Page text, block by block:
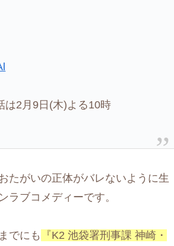
2月9日(木)よる10時
たがいの正体がバレないように生
ラブコメディーです。
でにも 『K2 池袋署刑事課 神崎・